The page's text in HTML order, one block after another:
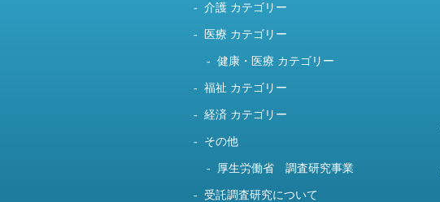
介護 カテゴリー
医療 カテゴリー
健康・医療 カテゴリー
福祉 カテゴリー
経済 カテゴリー
その他
厚生労働省 調査研究事業
受託調査研究について